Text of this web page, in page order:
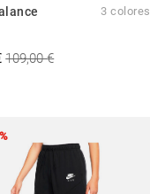
3 colores
109,00 €